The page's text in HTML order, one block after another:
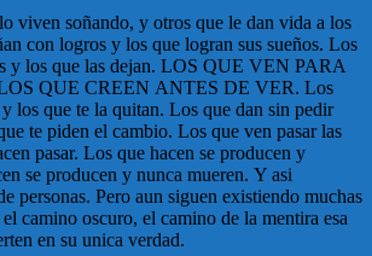
viven soñando, y otros que le dan vida a los
con logros y los que logran sus sueños. Los
y los que las dejan. LOS QUE VEN PARA
QUE CREEN ANTES DE VER. Los
los que te la quitan. Los que dan sin pedir
te piden el cambio. Los que ven pasar las
pasar. Los que hacen se producen y
se producen y nunca mueren. Y asi
personas. Pero aun siguen existiendo muchas
camino oscuro, el camino de la mentira esa
en su unica verdad.